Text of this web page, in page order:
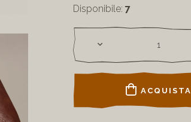
Disponibile: 7
ACQUISTA